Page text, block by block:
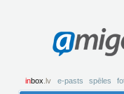
inbox .lv e-pasts spēles